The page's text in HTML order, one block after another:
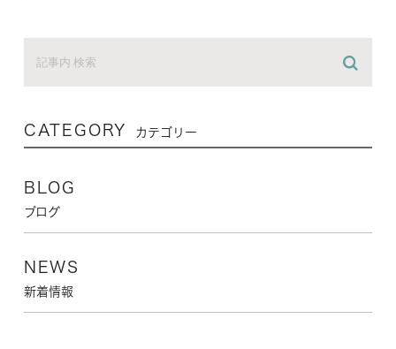
CATEGORY カテゴリー
BLOG
ブログ
NEWS
新着情報